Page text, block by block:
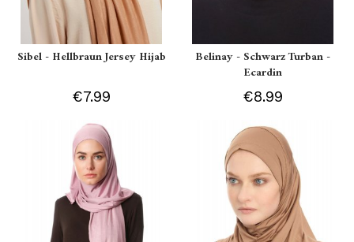
Sibel - Hellbraun Jersey Hijab
€7.99
Belinay - Schwarz Turban -
Ecardin
€8.99